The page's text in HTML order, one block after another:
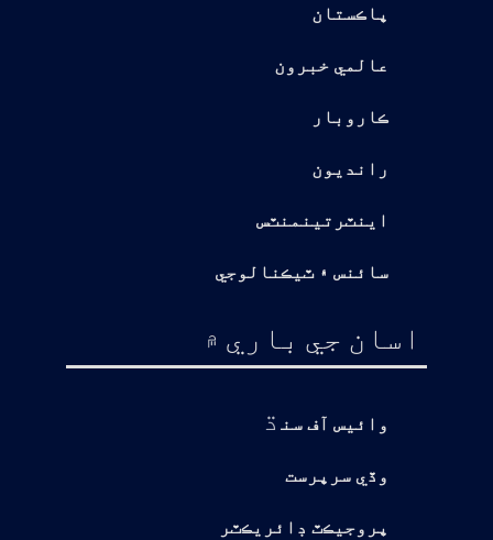
پاڪستان
عالمي خبرون
ڪاروبار
رانديون
اينٽرتينمنٽس
سائنس ۽ ٽيڪنالوجي
اسان جي باري ۾
وائيس آف سن ڌ
وڏي سرپرست
پروجيڪٽ ڊائريڪٽر